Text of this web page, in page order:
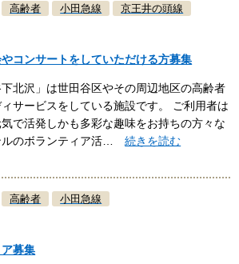
高齢者 小田急線 京王井の頭線
コンサートをしていただける方募集
下北沢」は世田谷区やその周辺地区の高齢者
サービスをしている施設です。 ご利用者は
で活発しかも多彩な趣味をお持ちの方々な
ルのボランティア活…続きを読む
高齢者 小田急線
募集